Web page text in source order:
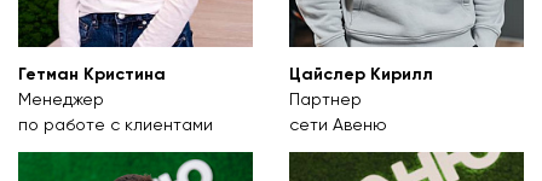
Гетман Кристина
Менеджер
по работе с клиентами
Цайслер Кирилл
Партнер
сети Авеню